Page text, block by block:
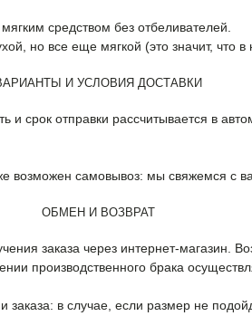
средством без отбеливателей.
но все еще мягкой (это значит, что
И УСЛОВИЯ ДОСТАВКИ
срок отправки рассчитывается в
возможен самовывоз: мы свяжемся с
ОБМЕН И ВОЗВРАТ
заказа через интернет-магазин.
производственного брака
в случае, если размер не